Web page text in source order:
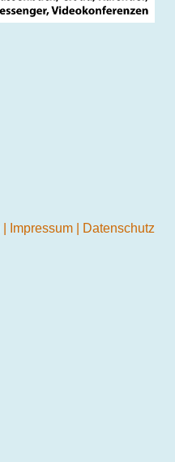
Impressum Datenschutz